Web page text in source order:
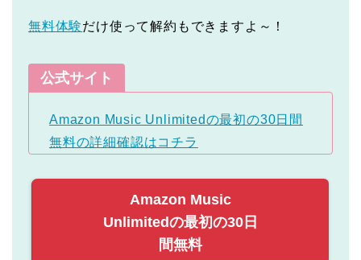
無料体験だけ使って解約もできますよ～！
公式サイト
Amazon Music Unlimitedの最初の30日間
無料の詳細確認はコチラ
Amazon Music
Unlimitedの最初の30日
間無料